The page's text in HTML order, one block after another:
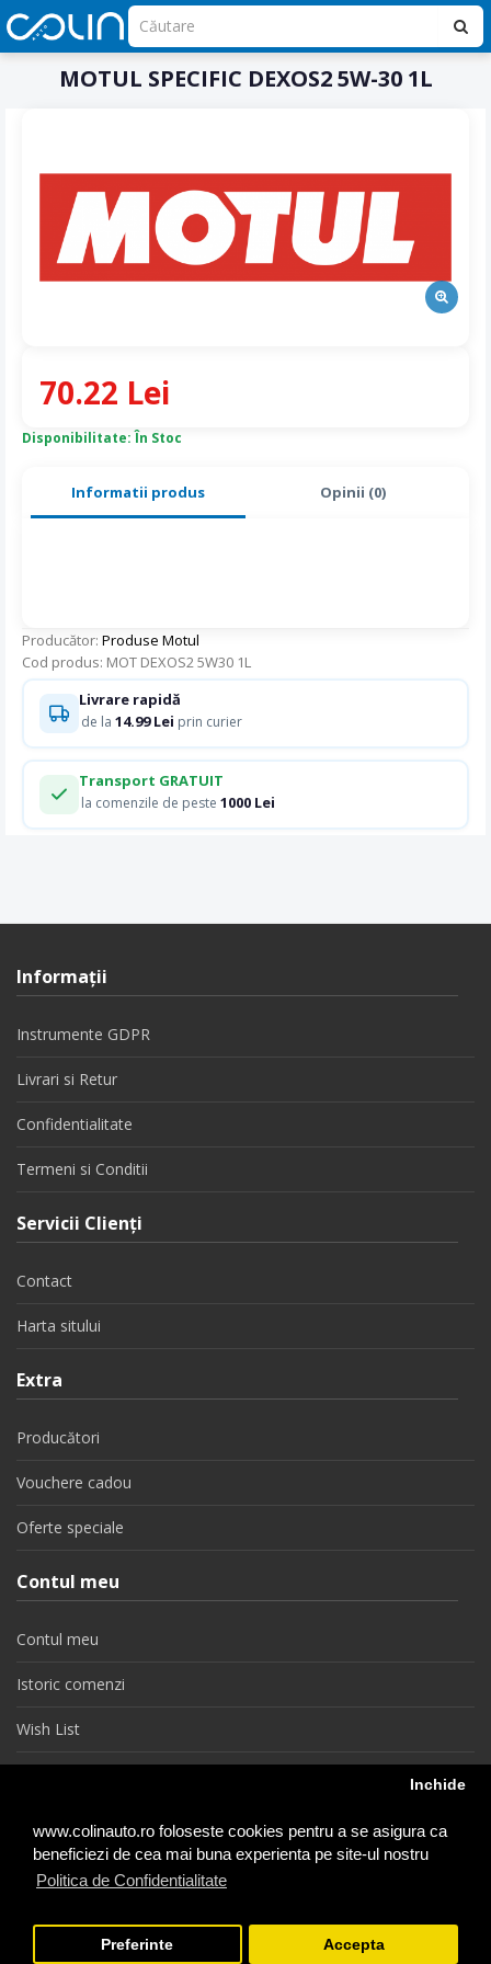
www.colinauto.ro foloseste cookies pentru a se asigura ca
beneficiezi de cea mai buna experienta pe site-ul nostru
Politica de Confidentialitate
Inchide
Preferinte Accepta
MOTUL SPECIFIC DEXOS2 5W-30 1L
Informatii produs Opinii (0)
Producător: Produse Motul
Cod produs: MOT DEXOS2 5W30 1L
Disponibilitate: În Stoc
70.22 Lei
Livrare rapidă
de la 14.99 Lei prin curier
Transport GRATUIT
la comenzile de peste 1000 Lei
Informaţii
Instrumente GDPR
Livrari si Retur
Confidentialitate
Termeni si Conditii
Servicii Clienţi
Contact
Harta sitului
Extra
Producători
Vouchere cadou
Oferte speciale
Contul meu
Contul meu
Istoric comenzi
Wish List